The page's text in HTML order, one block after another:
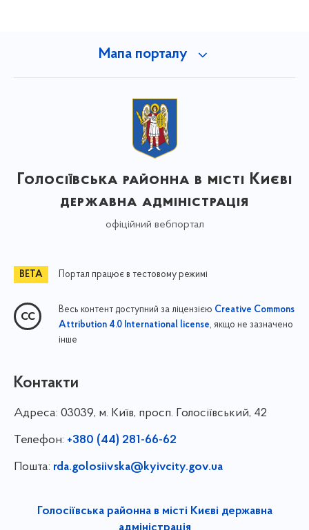
Мапа порталу
Голосіївська районна в місті Києві
державна адміністрація
офіційний вебпортал
Портал працює в тестовому режимі
Весь контент доступний за ліцензією Creative Commons
Attribution 4.0 International license, якщо не зазначено
інше
Контакти
Адреса: 03039, м. Київ, просп. Голосіївський, 42
Телефон: +380 (44) 281-66-62
Пошта: rda.golosiivska@kyivcity.gov.ua
Голосіївська районна в місті Києві державна